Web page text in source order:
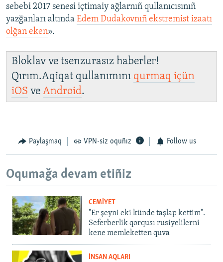
sebebi 2017 senesi içtimaiy ağlarnıñ qullanıcısınıñ
yazğanları altında Edem Dudakovnıñ ekstremist izaatı
olğan eken».
Bloklav ve tsenzurasız haberler!
Qırım.Aqiqat qullanımını qurmaq içün
iOS ve Android.
Paylaşmaq VPN-siz oquñız Follow us
Oqumağa devam etiñiz
CEMİYET
"Er şeyni eki künde taşlap kettim".
Seferberlik qorqusı rusiyelilerni
kene memleketten quva
İNSAN AQLARI